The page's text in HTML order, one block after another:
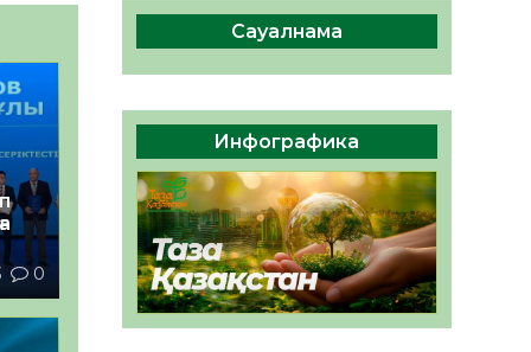
0
ЖАУАПТЫ ТАҢДАУ
Инфекциялық ауруларға
қарсы иммундау
жұмыстарының тиімділігі
06.08.2026
66 0
Сауалнама
Инфографика